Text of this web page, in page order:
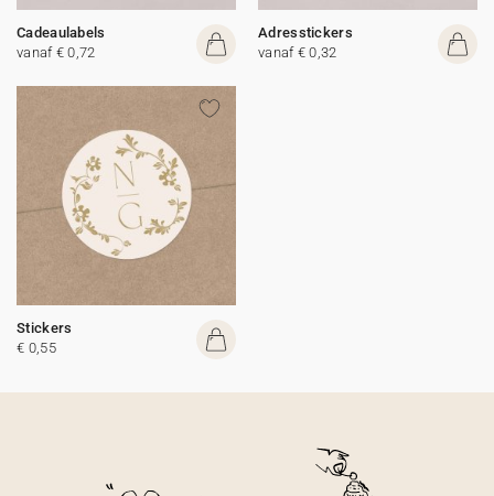
Cadeaulabels
vanaf € 0,72
Adresstickers
vanaf € 0,32
Stickers
€ 0,55